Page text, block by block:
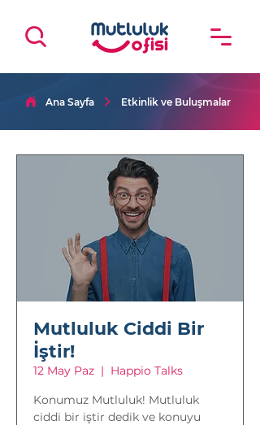
Ana Sayfa Etkinlik ve Buluşmalar
Mutluluk Ciddi Bir
İştir!
12 May Paz
  |
Happio Talks
Konumuz Mutluluk! Mutluluk
ciddi bir iştir dedik ve konuyu